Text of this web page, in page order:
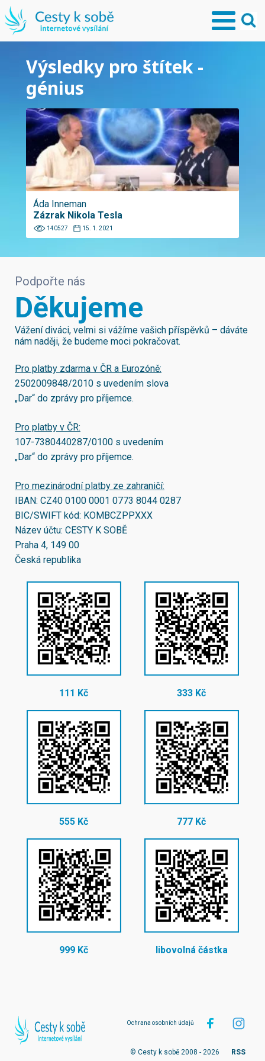
Výsledky pro štítek -
génius
Áda Inneman
Zázrak Nikola Tesla
140527 15. 1. 2021
Podpořte nás
Děkujeme
Vážení diváci, velmi si vážíme vašich příspěvků – dáváte
nám naději, že budeme moci pokračovat.
Pro platby zdarma v ČR a Eurozóně:
2502009848/2010 s uvedením slova
„Dar“ do zprávy pro příjemce.
Pro platby v ČR:
107-7380440287/0100 s uvedením
„Dar“ do zprávy pro příjemce.
Pro mezinárodní platby ze zahraničí:
IBAN: CZ40 0100 0001 0773 8044 0287
BIC/SWIFT kód: KOMBCZPPXXX
Název účtu: CESTY K SOBĚ
Praha 4, 149 00
Česká republika
111 Kč 333 Kč
555 Kč 777 Kč
999 Kč libovolná částka
Ochrana osobních údajů
© Cesty k sobě 2008 - 2026 RSS